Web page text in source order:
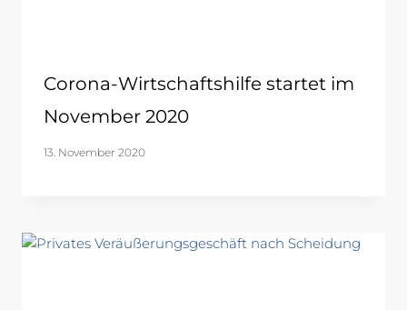
Corona-Wirtschaftshilfe startet im
November 2020
13. November 2020